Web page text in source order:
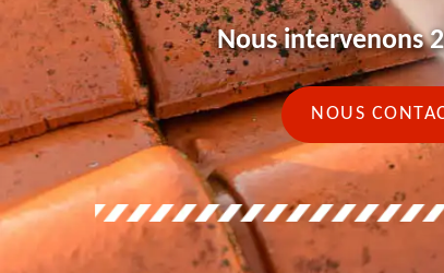
Nous intervenons
NOUS